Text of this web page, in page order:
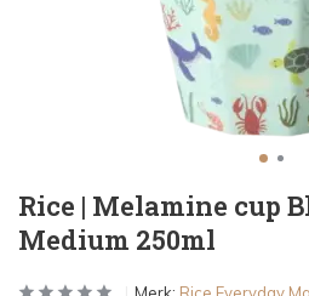
Rice | Melamine cup
Medium 250ml